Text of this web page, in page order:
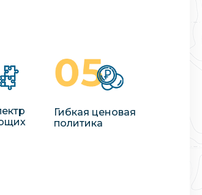
Гибкая ценовая
политика